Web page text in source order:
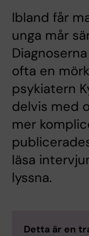
Ibland får
unga mår
ofta en
psykiatern
delvis med
mer
läsa
lyssna.
Detta är en